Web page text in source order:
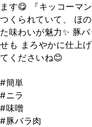
ます😋 『キッコーマ
つくられていて、 ほ
た味わいが魅力✨ 豚
せも まろやかに仕上
てくださいね😊
#簡単
#ニラ
#味噌
#豚バラ肉